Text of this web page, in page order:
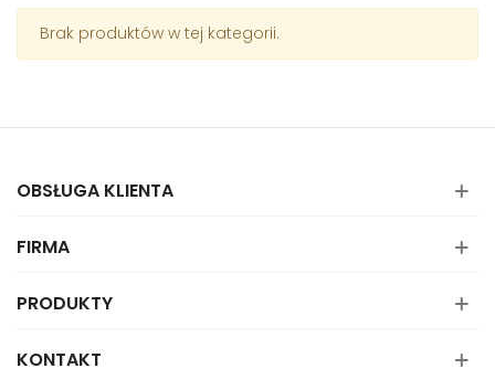
Brak produktów w tej kategorii.
OBSŁUGA KLIENTA
FIRMA
PRODUKTY
KONTAKT